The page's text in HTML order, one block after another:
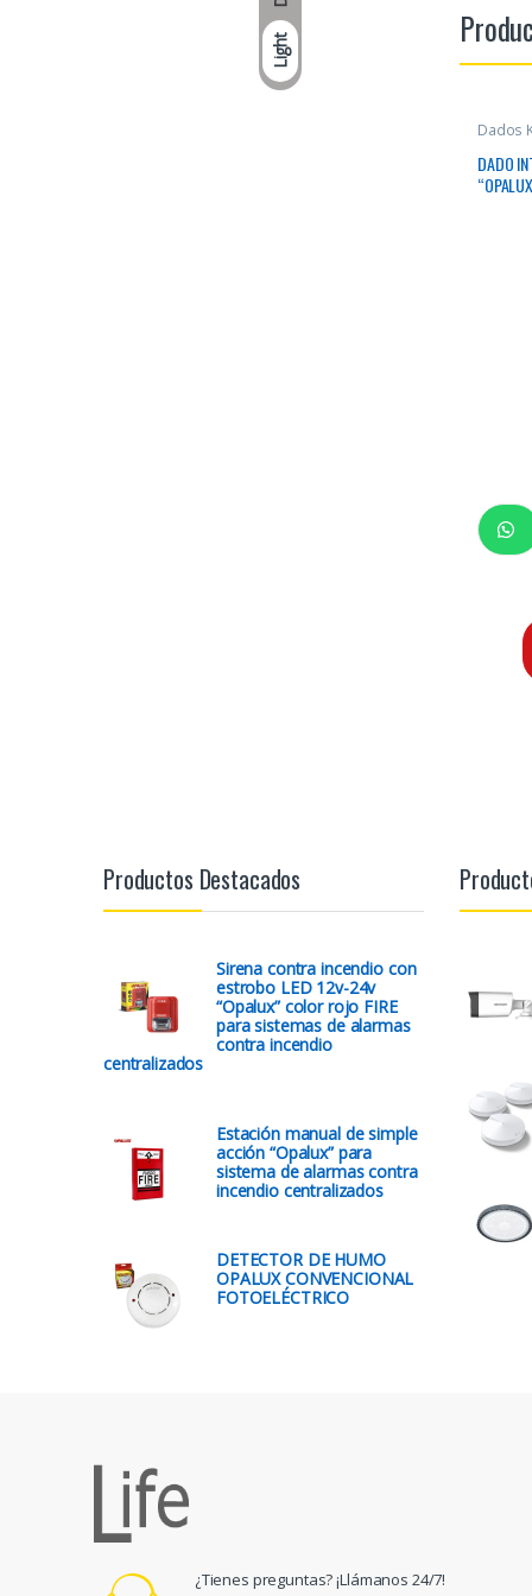
Light
Dados
DADO
Productos Destacados
Sirena contra incendio con
estrobo LED 12v-24v
“Opalux” color rojo FIRE
para sistemas de alarmas
contra incendio
centralizados
Estación manual de simple
acción “Opalux” para
sistema de alarmas contra
incendio centralizados
DETECTOR DE HUMO
OPALUX CONVENCIONAL
FOTOELÉCTRICO
¿Tienes preguntas? ¡Llámanos 24/7!